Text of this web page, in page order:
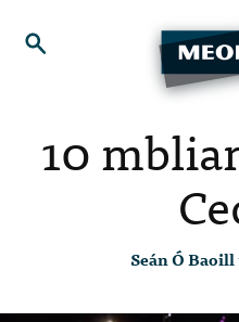
10
Seán Ó Baoill